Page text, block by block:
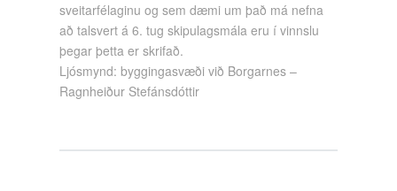
sveitarfélaginu og sem dæmi um það má nefna
að talsvert á 6. tug skipulagsmála eru í vinnslu
þegar þetta er skrifað.
Ljósmynd: byggingasvæði við Borgarnes –
Ragnheiður Stefánsdóttir